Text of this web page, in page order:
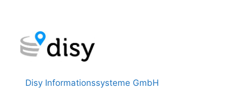
Disy Informationssysteme GmbH